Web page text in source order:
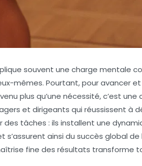
souvent une charge mentale
mêmes. Pourtant, pour avancer
plus qu’une nécessité, c’est
et dirigeants qui réussissent à
tâches : ils installent une
ainsi du succès global de
fine des résultats transforme